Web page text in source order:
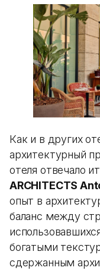
Как и в других
архитектурный
отеля отвечало
ARCHITECTS
опыт в
баланс между
богатыми
сдержанным